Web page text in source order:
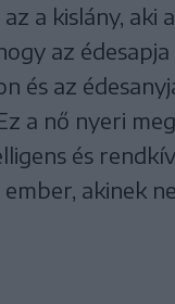
a kislány, aki
az édesapja
és az
a nő nyeri
és
ember, akinek